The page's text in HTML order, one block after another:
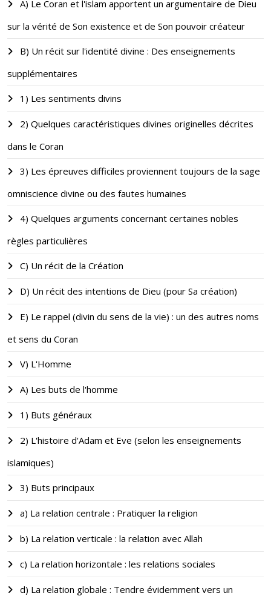
A) Le Coran et l'islam apportent un argumentaire de Dieu
sur la vérité de Son existence et de Son pouvoir créateur
B) Un récit sur l'identité divine : Des enseignements
supplémentaires
1) Les sentiments divins
2) Quelques caractéristiques divines originelles décrites
dans le Coran
3) Les épreuves difficiles proviennent toujours de la sage
omniscience divine ou des fautes humaines
4) Quelques arguments concernant certaines nobles
règles particulières
C) Un récit de la Création
D) Un récit des intentions de Dieu (pour Sa création)
E) Le rappel (divin du sens de la vie) : un des autres noms
et sens du Coran
V) L'Homme
A) Les buts de l'homme
1) Buts généraux
2) L'histoire d'Adam et Eve (selon les enseignements
islamiques)
3) Buts principaux
a) La relation centrale : Pratiquer la religion
b) La relation verticale : la relation avec Allah
c) La relation horizontale : les relations sociales
d) La relation globale : Tendre évidemment vers un